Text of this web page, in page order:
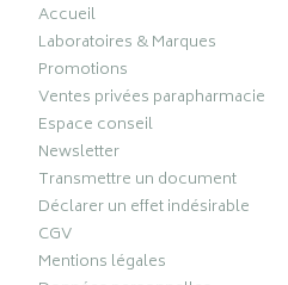
Accueil
Laboratoires & Marques
Promotions
Ventes privées parapharmacie
Espace conseil
Newsletter
Transmettre un document
Déclarer un effet indésirable
CGV
Mentions légales